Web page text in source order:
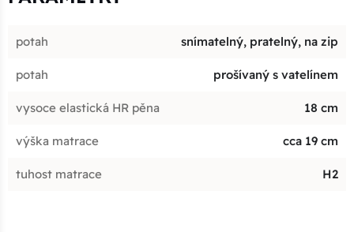
potah snímatelný, pratelný, na zip
potah prošívaný s vatelínem
vysoce elastická HR pěna 18 cm
výška matrace cca 19 cm
tuhost matrace H2